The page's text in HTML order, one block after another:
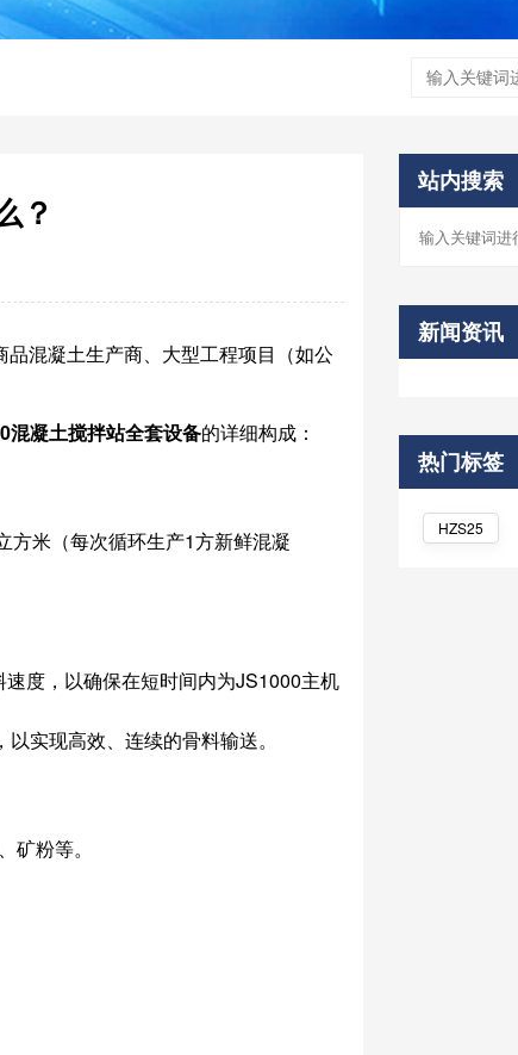
站内搜索
新闻资讯
热门标签
HZS25
？
混凝土生产商、大型工程项目（如公
混凝土搅拌站全套设备的详细构成：
方米（每次循环生产1方新鲜混凝
度，以确保在短时间内为JS1000主机
实现高效、连续的骨料输送。
粉等。